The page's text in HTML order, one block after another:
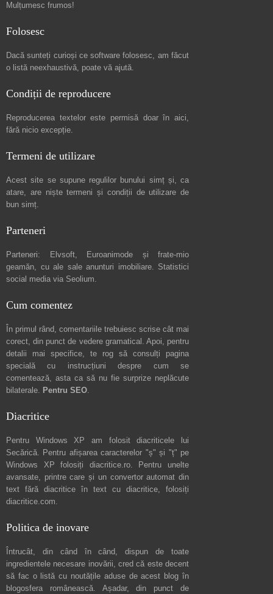
Mulțumesc frumos!
Folosesc
Dacă sunteți curioși ce software folosesc, am făcut
o listă neexhaustivă, poate vă ajută.
Condiții de reproducere
Reproducerea textelor este permisă doar în aici,
fără nicio excepție.
Termeni de utilizare
Acest site se supune regulilor bunului simț și, ca
atare, are niștetermeni și condiții de utilizare de
bun simț.
Parteneri
Parteneri: Elvsoft, Euroanimode și frate-mio
geamăn, cu ale sale anunturi imobiliare. Statistici
social media via Seolium.
Cum comentez
În primul rând, comentariile trebuiesc scrise cât mai
corect, din punct de vedere gramatical. Apoi, pentru
detalii mai specifice, te rog să consulți pagina
specială cu instrucțiuni despre cum se
comentează, asta ca să nu fie surprize neplăcute
bilaterale. Pentru SEO.
Diacritice
Pentru Windows XP am folosit diacriticele lui
Secărică. Pentru afișarea caracterelor "ș" și "ț" pe
Windows XP folosiți diacritice.ro. Pentru unelte
avansate, printre care și un convertor automat din
text fără diacritice în text cu diacritice, folosiți
diacritice.com.
Politica de inovare
Întrucât, din când în când, dispun de toate
ingredientele necesare inovării, cred că este decent
să fac o listă cu noutățile aduse de acest blog în
blogosfera românească. Așadar, din punct de